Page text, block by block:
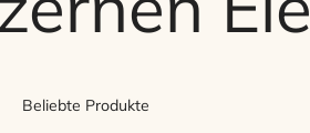
Beliebte Produkte